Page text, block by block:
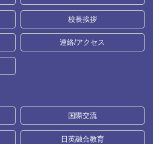
校長挨拶
連絡/アクセス
国際交流
日英融合教育